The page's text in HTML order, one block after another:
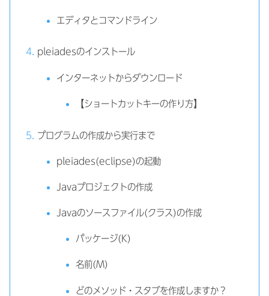
エディタとコマンドライン
pleiadesのインストール
インターネットからダウンロード
【ショートカットキーの作り方】
プログラムの作成から実行まで
pleiades(eclipse)の起動
Javaプロジェクトの作成
Javaのソースファイル(クラス)の作成
パッケージ(K)
名前(M)
どのメソッド・スタブを作成しますか？